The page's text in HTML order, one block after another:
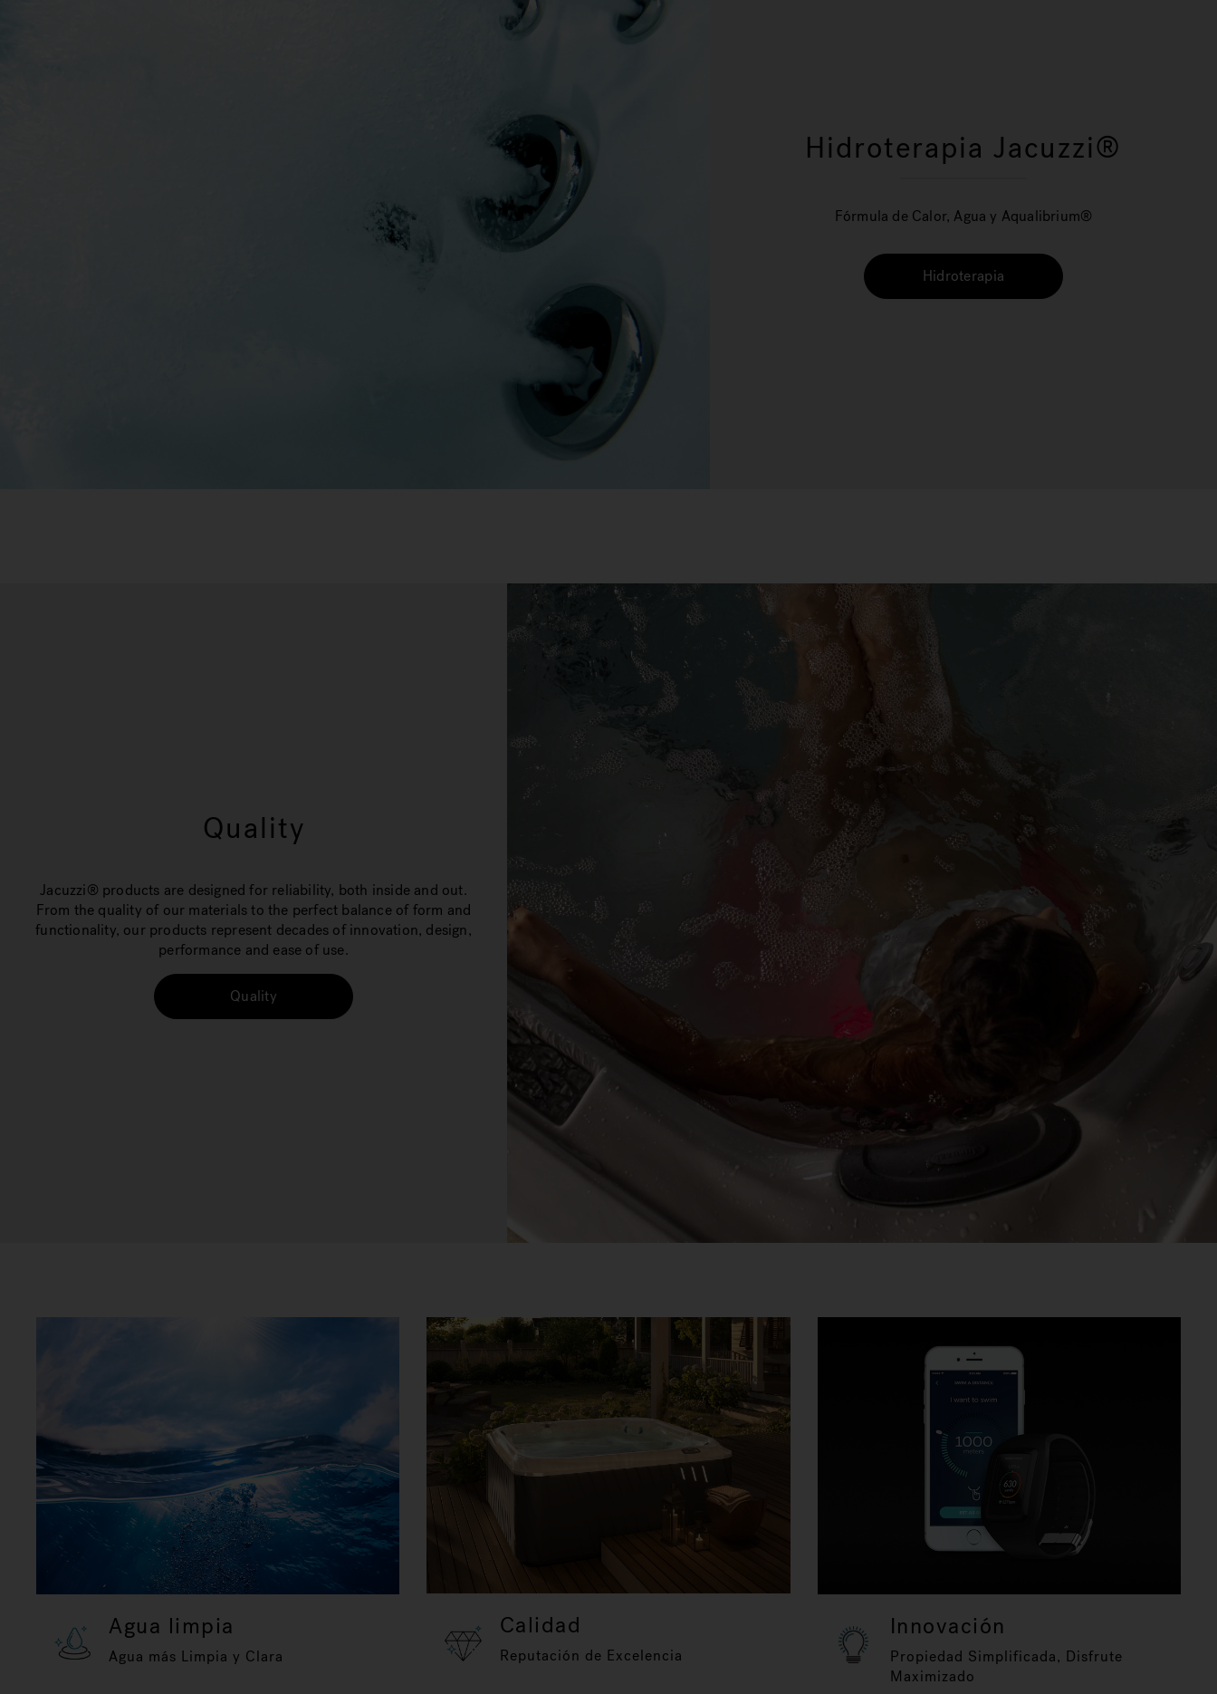
Hidroterapia Jacuzzi®
Fórmula de Calor, Agua y Aqualibrium®
Hidroterapia
Quality
Jacuzzi® products are designed for reliability, both inside and out.
From the quality of our materials to the perfect balance of form and
functionality, our products represent decades of innovation, design,
performance and ease of use.
Quality
Agua limpia
Agua más Limpia y Clara
Calidad
Reputación de Excelencia
Innovación
Propiedad Simplificada, Disfrute
Maximizado